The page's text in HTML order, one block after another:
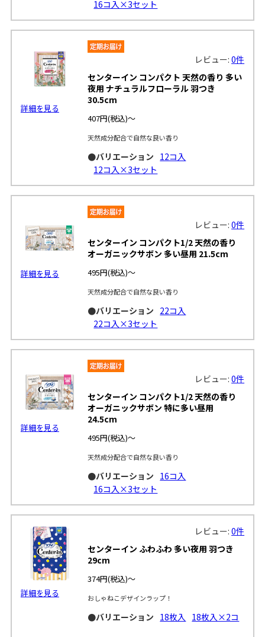
16コ入×3セット
詳細を見る
レビュー:0件
センターイン コンパクト 天然の香り 多い
夜用 ナチュラルフローラル 羽つき
30.5cm
407円(税込)～
天然成分配合で自然な良い香り
●バリエーション 12コ入
12コ入×3セット
詳細を見る
レビュー:0件
センターイン コンパクト1/2 天然の香り
オーガニックサボン 多い昼用 21.5cm
495円(税込)～
天然成分配合で自然な良い香り
●バリエーション 22コ入
22コ入×3セット
詳細を見る
レビュー:0件
センターイン コンパクト1/2 天然の香り
オーガニックサボン 特に多い昼用
24.5cm
495円(税込)～
天然成分配合で自然な良い香り
●バリエーション 16コ入
16コ入×3セット
詳細を見る
レビュー:0件
センターイン ふわふわ 多い夜用 羽つき
29cm
374円(税込)～
おしゃねこデザインラップ！
●バリエーション 18枚入 18枚入×2コ